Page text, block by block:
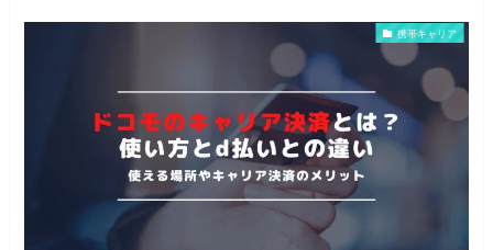
携帯キャリア